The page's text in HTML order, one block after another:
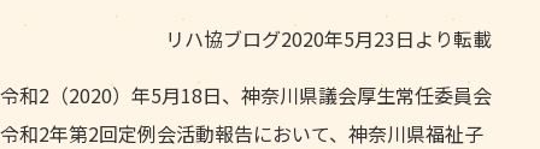
リハ協ブログ2020年5月23日より転載
令和2（2020）年5月18日、神奈川県議会厚生常任委員会
令和2年第2回定例会活動報告において、神奈川県福祉子